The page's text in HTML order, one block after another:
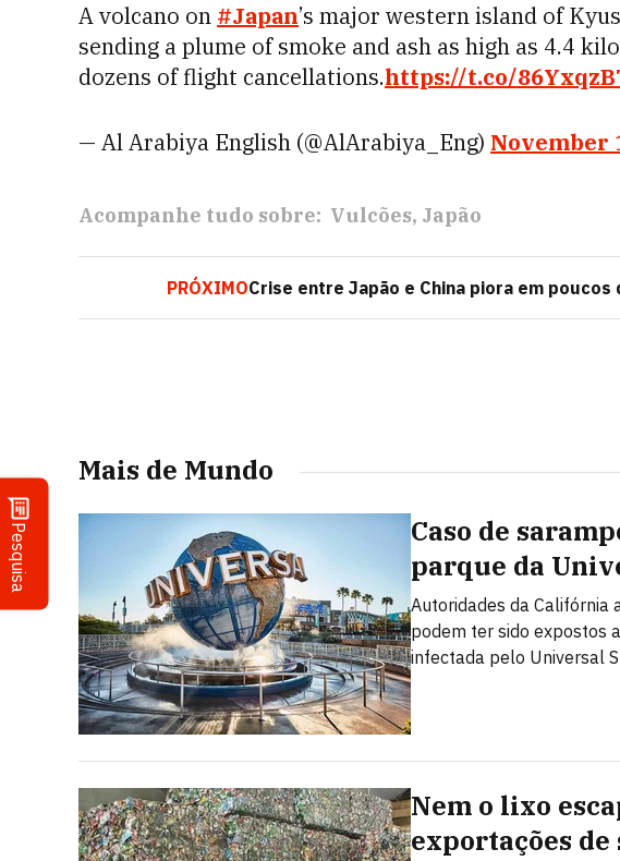
Pesquisa
A volcano on #Japan’s major western island of
sending a plume of smoke and ash as high as 4.4
dozens of flight cancellations.https://t.co/
— Al Arabiya English (@AlArabiya_Eng) November
Acompanhe tudo sobre: Vulcões Japão
PRÓXIMOCrise entre Japão e China piora em
Mais de Mundo
Caso de
parque da
Autoridades da Califórnia
podem ter sido expostos
infectada pelo Universal
Nem o lixo
exportações de